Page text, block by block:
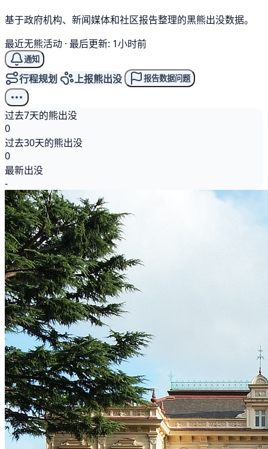
基于政府机构、新闻媒体和社区报告整理的黑熊出没数据。
最近无熊活动 · 最后更新: 1小时前
通知
行程规划 上报熊出没 报告数据问题
过去7天的熊出没
0
过去30天的熊出没
0
最新出没
-